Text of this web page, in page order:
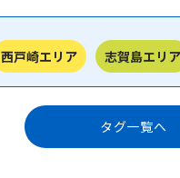
西戸崎エリア 志賀島エリア
タグ一覧へ